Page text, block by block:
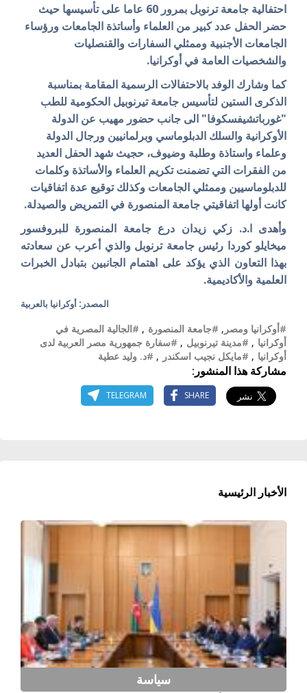
احتفالية جامعة ترنوبل بمرور 60 عاما على تأسيسها حيث
حضر الحفل عدد كبير من العلماء وأساتذة الجامعات ورؤساء
الجامعات الأجنبية وممثلي السفارات والقنصليات
والشخصيات العامة في أوكرانيا.
كما وشارك الوفد بالاحتفالات الرسمية المقامة بمناسبة
الذكرى الستين لتأسيس جامعة تيرنوبيل الحكومية للطب
"غورباتشيفسكوفا" الى جانب حضور مهيب عن الدولة
الأوكرانية والسلك الدبلوماسي وبرلمانيين ورجال الدولة
وعلماء واستاذة وطلبة وضيوف، حجيث شهد الحفل العديد
من الفقرات التي تضمنت تكريم العلماء والأساتذة وكلمات
للدبلوماسيين وممثلي الجامعات وكذلك توقيع عدة اتفاقيات
كانت أولها اتفاقيتي جامعة المنصورة في التمريض والصيدلة.
وأهدى ا.د. زكي زيدان درع جامعة المنصورة للبروفسور
ميخايلو كوردا رئيس جامعة ترنوبل والذي أعرب عن سعادته
بهذا التعاون الذي يؤكد على اهتمام الجانبين بتبادل الخبرات
العلمية والأكاديمية.
المصدر: أوكرانيا بالعربية
#أوكرانيا ومصر , #جامعة المنصورة , #الجالية المصرية في
أوكرانيا , #مدينة تيرنوبيل , #سفارة جمهورية مصر العربية لدى
أوكرانيا , #مايكل نجيب اسكندر , #د. وليد عطية
مشاركة هذا المنشور:
SHARE
TELEGRAM
الأخبار الرئيسية
سياسة